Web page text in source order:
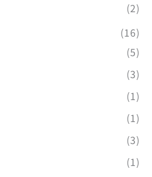
(2)
(16)
(5)
(3)
(1)
(1)
(3)
(1)